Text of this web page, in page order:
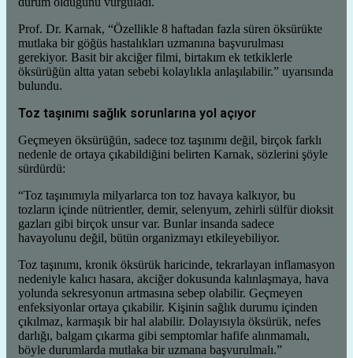
Prof. Dr. Karnak, “Özellikle 8 haftadan fazla süren öksürükte
mutlaka bir göğüs hastalıkları uzmanına başvurulması
gerekiyor. Basit bir akciğer filmi, birtakım ek tetkiklerle
öksürüğün altta yatan sebebi kolaylıkla anlaşılabilir.” uyarısında
bulundu.
Toz taşınımı sağlık sorunlarına yol açıyor
Geçmeyen öksürüğün, sadece toz taşınımı değil, birçok farklı
nedenle de ortaya çıkabildiğini belirten Karnak, sözlerini şöyle
sürdürdü:
“Toz taşınımıyla milyarlarca ton toz havaya kalkıyor, bu
tozların içinde nütrientler, demir, selenyum, zehirli sülfür dioksit
gazları gibi birçok unsur var. Bunlar insanda sadece
havayolunu değil, bütün organizmayı etkileyebiliyor.
Toz taşınımı, kronik öksürük haricinde, tekrarlayan inflamasyon
nedeniyle kalıcı hasara, akciğer dokusunda kalınlaşmaya, hava
yolunda sekresyonun artmasına sebep olabilir. Geçmeyen
enfeksiyonlar ortaya çıkabilir. Kişinin sağlık durumu içinden
çıkılmaz, karmaşık bir hal alabilir. Dolayısıyla öksürük, nefes
darlığı, balgam çıkarma gibi semptomlar hafife alınmamalı,
böyle durumlarda mutlaka bir uzmana başvurulmalı.”